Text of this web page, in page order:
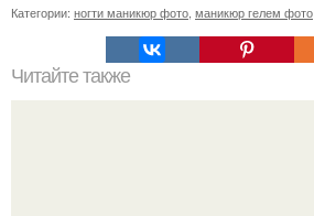
Категории: ногти маникюр фото, маникюр гелем фото
Читайте также